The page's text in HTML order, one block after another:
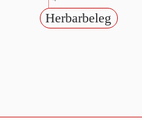
Herbarbeleg